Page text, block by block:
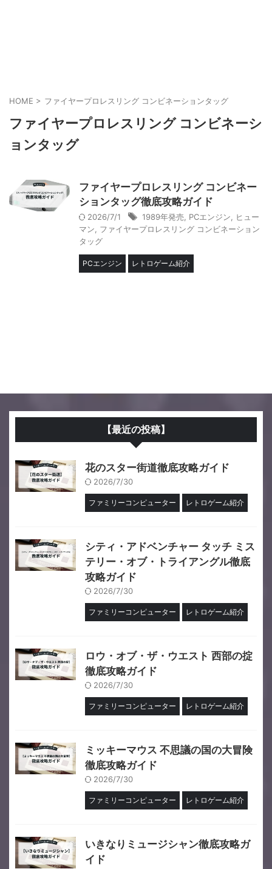
HOME > ファイヤープロレスリング コンビネーションタッグ
ファイヤープロレスリング コンビネーシ
ョンタッグ
ファイヤープロレスリング コンビネー
ションタッグ徹底攻略ガイド
2026/7/1 1989年発売 PCエンジン
ヒュー
マン
ファイヤープロレスリング コンビネーション
タッグ
PCエンジン レトロゲーム紹介
【最近の投稿】
花のスター街道徹底攻略ガイド
2026/7/30
ファミリーコンピューター レトロゲーム紹介
シティ・アドベンチャー タッチ ミス
テリー・オブ・トライアングル徹底
攻略ガイド
2026/7/30
ファミリーコンピューター レトロゲーム紹介
ロウ・オブ・ザ・ウエスト 西部の掟
徹底攻略ガイド
2026/7/30
ファミリーコンピューター レトロゲーム紹介
ミッキーマウス 不思議の国の大冒険
徹底攻略ガイド
2026/7/30
ファミリーコンピューター レトロゲーム紹介
いきなりミュージシャン徹底攻略ガ
イド